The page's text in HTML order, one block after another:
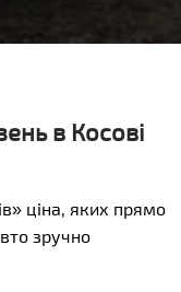
в Косові
ціна, яких прямо
зручно